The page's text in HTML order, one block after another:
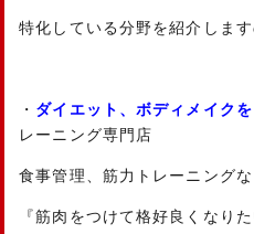
特化している分野を紹介します
・ ダイエット、ボディメイク
レーニング専門店
食事管理、筋力トレーニング
『筋肉をつけて格好良くなり